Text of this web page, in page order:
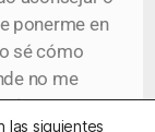
ponerme en
sé cómo
no me
cómo
las siguientes